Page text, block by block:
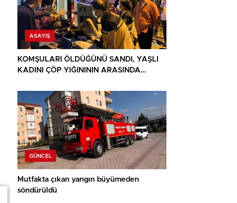
ASAYIŞ
KOMŞULARI ÖLDÜĞÜNÜ SANDI, YAŞLI
KADINI ÇÖP YIĞINININ ARASINDA
GÜNCEL
Mutfakta çıkan yangın büyümeden
söndürüldü